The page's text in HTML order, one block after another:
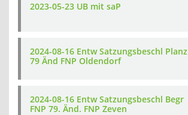
2023-05-23 UB mit saP
2024-08-16 Entw Satzungsbeschl Planz
79 Änd FNP Oldendorf
2024-08-16 Entw Satzungsbeschl Begr
FNP 79. Änd. FNP Zeven